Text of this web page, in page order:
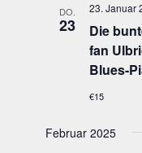
DO.
23
Die
fan
Blues-
23. Januar
€15
Februar 2025